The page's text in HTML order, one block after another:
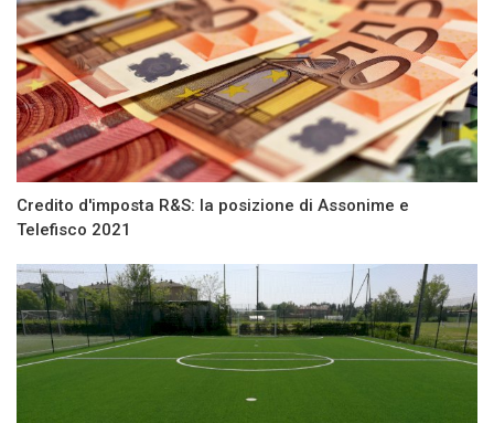
Credito d'imposta R&S: la posizione di Assonime e
Telefisco 2021